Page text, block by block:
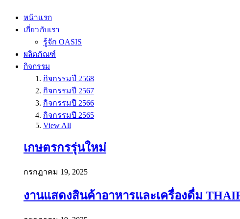
หน้าแรก
เกี่ยวกับเรา
รู้จัก OASIS
ผลิตภัณฑ์
กิจกรรม
กิจกรรมปี 2568
กิจกรรมปี 2567
กิจกรรมปี 2566
กิจกรรมปี 2565
View All
เกษตรกรรุ่นใหม่
กรกฎาคม 19, 2025
งานแสดงสินค้าอาหารและเครื่องดื่ม